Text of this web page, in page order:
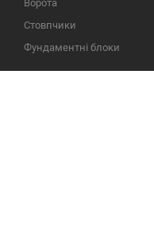
Ворота
Стовпчики
Фундаментні блоки